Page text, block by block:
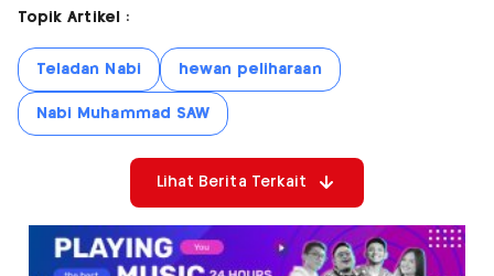
Topik Artikel :
Teladan Nabi hewan peliharaan
Nabi Muhammad SAW
Lihat Berita Terkait